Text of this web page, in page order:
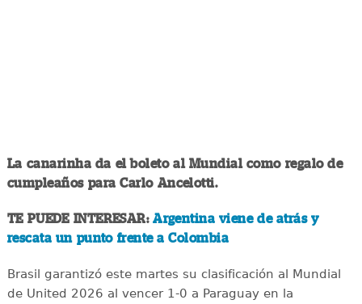
La canarinha da el boleto al Mundial como regalo de
cumpleaños para Carlo Ancelotti.
TE PUEDE INTERESAR:Argentina viene de atrás y
rescata un punto frente a Colombia
Brasil garantizó este martes su clasificación al Mundial
de United 2026 al vencer 1-0 a Paraguay en la